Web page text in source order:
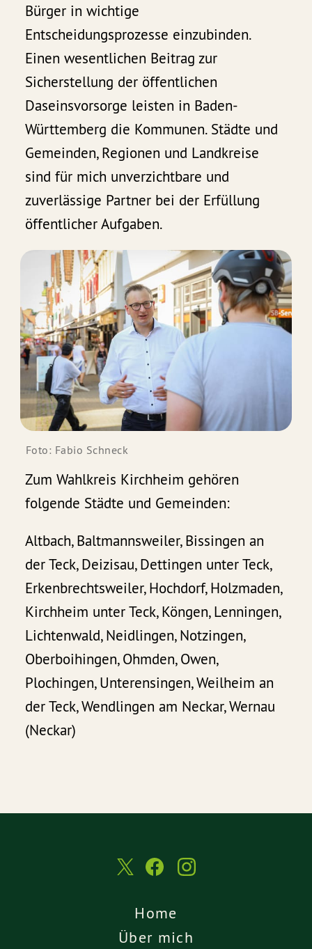
Bürger in wichtige
Entscheidungsprozesse einzubinden.
Einen wesentlichen Beitrag zur
Sicherstellung der öffentlichen
Daseinsvorsorge leisten in Baden-
Württemberg die Kommunen. Städte und
Gemeinden, Regionen und Landkreise
sind für mich unverzichtbare und
zuverlässige Partner bei der Erfüllung
öffentlicher Aufgaben.
Foto: Fabio Schneck
Zum Wahlkreis Kirchheim gehören
folgende Städte und Gemeinden:
Altbach, Baltmannsweiler, Bissingen an
der Teck, Deizisau, Dettingen unter Teck,
Erkenbrechtsweiler, Hochdorf, Holzmaden,
Kirchheim unter Teck, Köngen, Lenningen,
Lichtenwald, Neidlingen, Notzingen,
Oberboihingen, Ohmden, Owen,
Plochingen, Unterensingen, Weilheim an
der Teck, Wendlingen am Neckar, Wernau
(Neckar)
Home
Über mich